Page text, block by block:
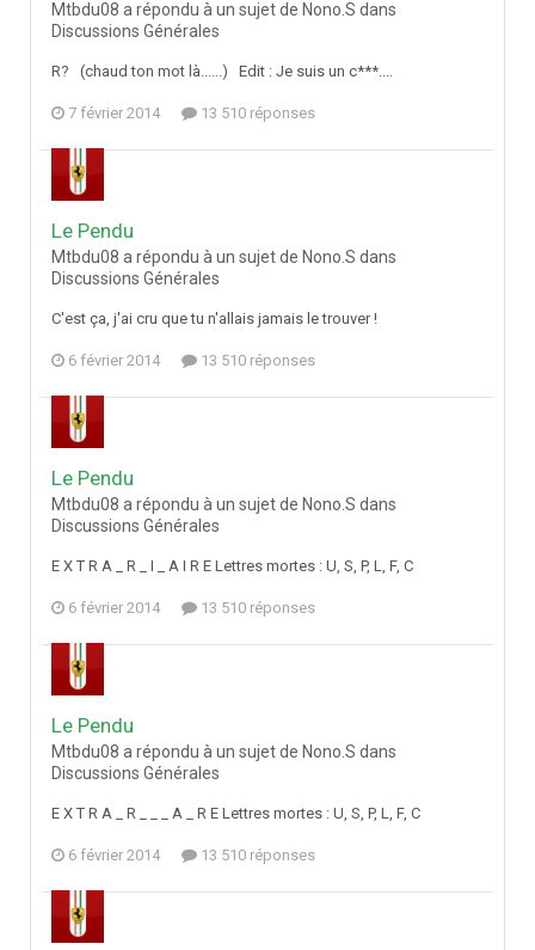
Mtbdu08 a répondu à un sujet de Nono.S dans
Discussions Générales
R? (chaud ton mot là......) Edit : Je suis un c***....
7 février 2014 13 510 réponses
Le Pendu
Mtbdu08 a répondu à un sujet de Nono.S dans
Discussions Générales
C'est ça, j'ai cru que tu n'allais jamais le trouver !
6 février 2014 13 510 réponses
Le Pendu
Mtbdu08 a répondu à un sujet de Nono.S dans
Discussions Générales
E X T R A _ R _ I _ A I R E Lettres mortes : U, S, P, L, F, C
6 février 2014 13 510 réponses
Le Pendu
Mtbdu08 a répondu à un sujet de Nono.S dans
Discussions Générales
E X T R A _ R _ _ _ A _ R E Lettres mortes : U, S, P, L, F, C
6 février 2014 13 510 réponses